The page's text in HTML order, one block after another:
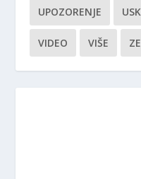
UPOZORENJE
VIDEO VIŠE